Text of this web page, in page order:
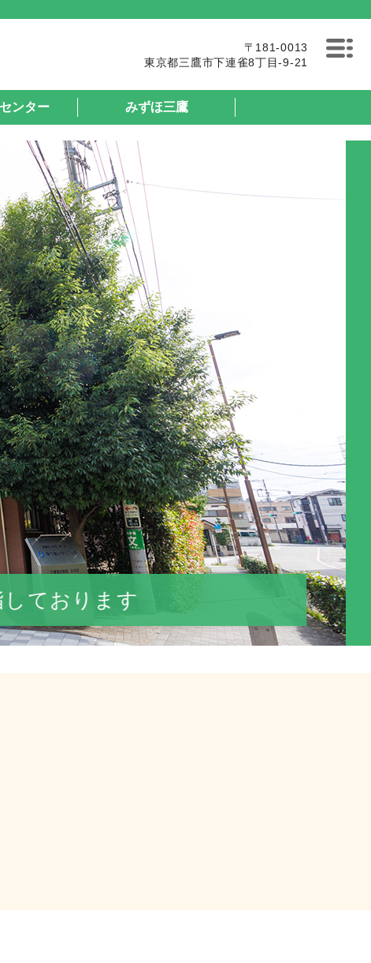
〒181-0013
東京都三鷹市下連雀8丁目-9-21
ンター みずほ三鷹
しております